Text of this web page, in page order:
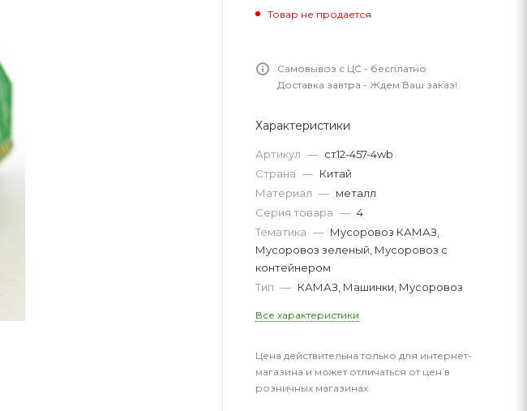
Товар не продается
Самовывоз с ЦС - бесплатно
Доставка завтра - Ждем Ваш заказ!
Характеристики
Артикул — ст12-457-4wb
Страна — Китай
Материал — металл
Серия товара — 4
Тематика — Мусоровоз КАМАЗ,
Мусоровоз зеленый, Мусоровоз с
контейнером
Тип — КАМАЗ, Машинки, Мусоровоз
Все характеристики
Цена действительна только для интернет-
магазина и может отличаться от цен в
розничных магазинах